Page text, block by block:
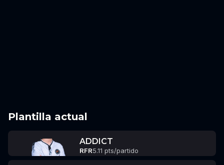
Plantilla actual
ADDICT
RFR5.11 pts/partido